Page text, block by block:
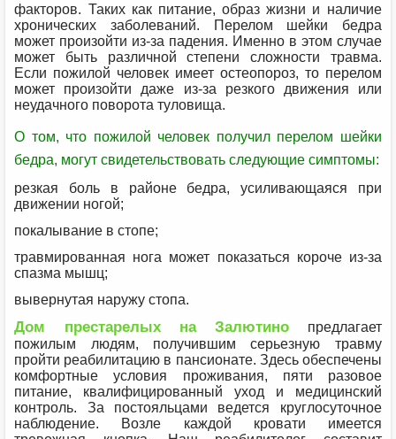
факторов. Таких как питание, образ жизни и наличие
хронических заболеваний. Перелом шейки бедра
может произойти из-за падения. Именно в этом случае
может быть различной степени сложности травма.
Если пожилой человек имеет остеопороз, то перелом
может произойти даже из-за резкого движения или
неудачного поворота туловища.
О том, что пожилой человек получил перелом шейки
бедра, могут свидетельствовать следующие симптомы:
резкая боль в районе бедра, усиливающаяся при
движении ногой;
покалывание в стопе;
травмированная нога может показаться короче из-за
спазма мышц;
вывернутая наружу стопа.
Дом престарелых на Залютино предлагает
пожилым людям, получившим серьезную травму
пройти реабилитацию в пансионате. Здесь обеспечены
комфортные условия проживания, пяти разовое
питание, квалифицированный уход и медицинский
контроль. За постояльцами ведется круглосуточное
наблюдение. Возле каждой кровати имеется